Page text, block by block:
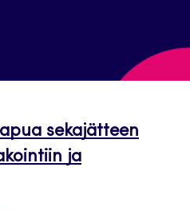
sekajätteen
ja